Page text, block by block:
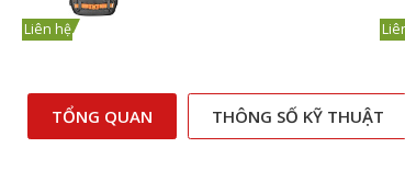
Liên hệ
TỔNG QUAN THÔNG SỐ KỸ THUẬT